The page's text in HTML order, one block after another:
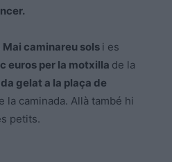
Mai caminareu sols i es
euros per la motxilla de la
gelat a la plaça de
la caminada. Allà també hi
petits.